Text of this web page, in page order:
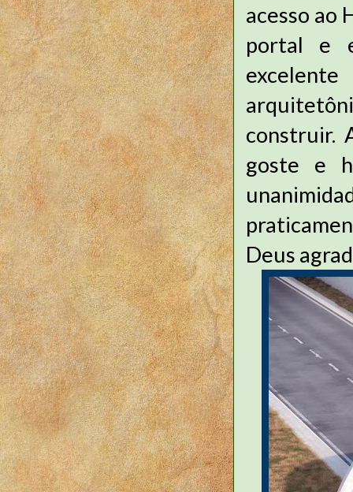
acesso ao
portal e
construir.
goste e
Deus